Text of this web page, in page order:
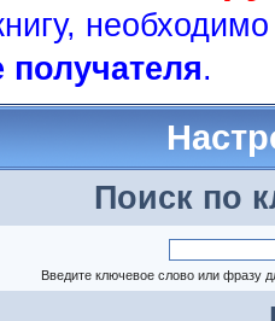
.
Поиск по
Введите ключевое слово или фразу